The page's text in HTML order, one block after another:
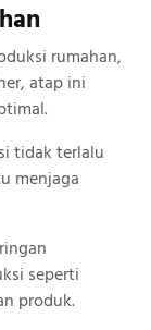
rumahan,
atap ini
tidak terlalu
menjaga
seperti
produk.